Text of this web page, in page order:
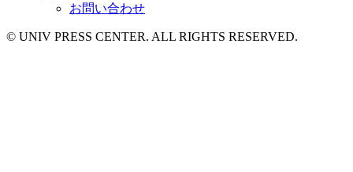
お問い合わせ
© UNIV PRESS CENTER. ALL RIGHTS RESERVED.